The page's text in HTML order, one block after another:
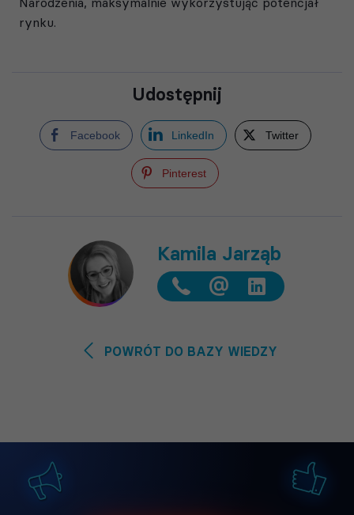
rynku.
Udostępnij
Facebook LinkedIn Twitter
Pinterest
Kamila Jarząb
@
POWRÓT DO BAZY WIEDZY